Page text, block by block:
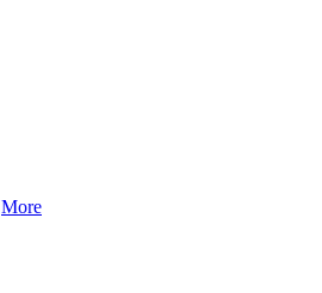
More